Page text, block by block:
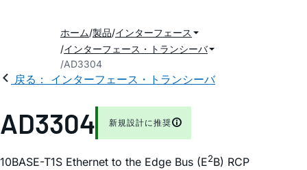
ホーム 製品 インターフェース
インターフェース・トランシーバ
AD3304
戻る： インターフェース・トランシーバ
AD3304 新規設計に推奨
10BASE-T1S Ethernet to the Edge Bus (E2B) RCP